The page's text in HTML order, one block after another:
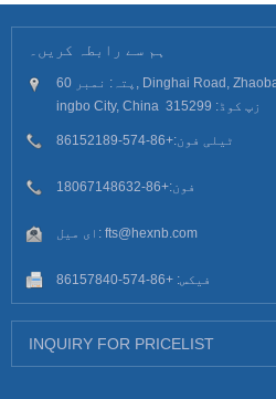
ہم سے رابطہ کریں۔
پتہ: نمبر 60, Dinghai Road, Zhaobaoshan Street, Zhenhai District N
ingbo City, China زپ کوڈ: 315299
ٹیلی فون:+86-574-86152189
فون:+86-18067148632
ای میل: fts@hexnb.com
فیکس: +86-574-86157840
INQUIRY FOR PRICELIST